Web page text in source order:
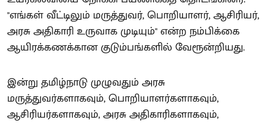
"எங்கள் வீட்டிலும் மருத்துவர், பொறியாளர், ஆசிரியர்,
அரசு அதிகாரி உருவாக முடியும்" என்ற நம்பிக்கை
ஆயிரக்கணக்கான குடும்பங்களில் வேரூன்றியது.
இன்று தமிழ்நாடு முழுவதும் அரசு
மருத்துவர்களாகவும், பொறியாளர்களாகவும்,
ஆசிரியர்களாகவும், அரசு அதிகாரிகளாகவும்,